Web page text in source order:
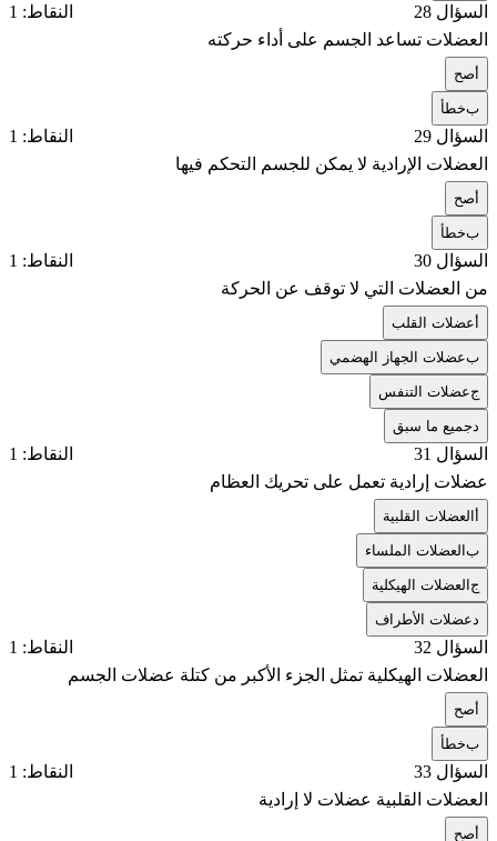
السؤال 28
النقاط: 1
العضلات تساعد الجسم على أداء حركته
صح
بخطأ
السؤال 29
النقاط: 1
العضلات الإرادية لا يمكن للجسم التحكم فيها
صح
بخطأ
السؤال 30
النقاط: 1
من العضلات التي لا توقف عن الحركة
عضلات القلب
بعضلات الجهاز الهضمي
جعضلات التنفس
جميع ما سبق
السؤال 31
النقاط: 1
عضلات إرادية تعمل على تحريك العظام
العضلات القلبية
بالعضلات الملساء
جالعضلات الهيكلية
عضلات الأطراف
السؤال 32
النقاط: 1
العضلات الهيكلية تمثل الجزء الأكبر من كتلة عضلات الجسم
صح
بخطأ
السؤال 33
النقاط: 1
العضلات القلبية عضلات لا إرادية
صح